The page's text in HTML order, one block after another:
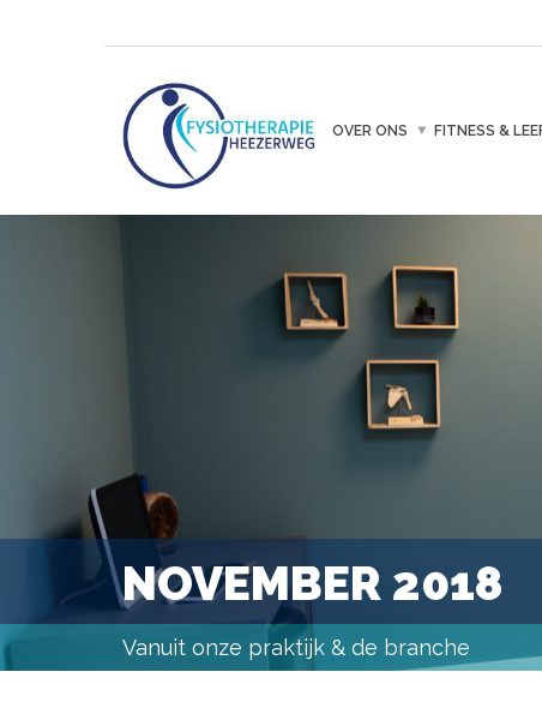
OVER ONS FITNESS &
NOVEMBER 2018
Vanuit onze praktijk & de branche